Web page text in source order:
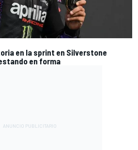
en la sprint en Silverstone
en forma